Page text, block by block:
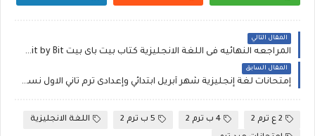
المقال التالي
المراجعه النهائيه فى اللغة الانجليزية كتاب بيت باى بيت Bit by Bit المرحلة الابتدائية الترم الثاني
المقال السابق
إمتحانات لغة إنجليزية شهر أبريل ابتدائي وإعدادى ترم ثاني الاول نسخة مجابة واخرى غير مجابة مستر محمود أبو غنيمة
2 ع ترم 2 4 ب ترم 2 5 ب ترم 2
اللغة الانجليزية